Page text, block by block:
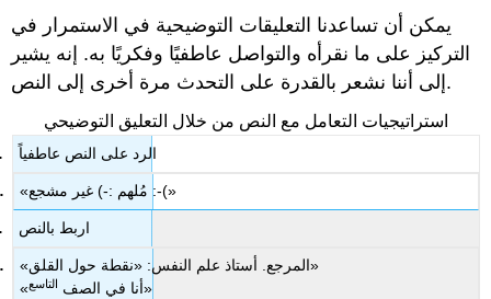
يمكن أن تساعدنا التعليقات التوضيحية في الاستمرار في
التركيز على ما نقرأه والتواصل عاطفيًا وفكريًا به. إنه يشير
إلى أننا نشعر بالقدرة على التحدث مرة أخرى إلى النص.
استراتيجيات التعامل مع النص من خلال التعليق التوضيحي
الرد على النص عاطفياً
«مُلهم :-) غير مشجع :-(»
اربط بالنص
«المرجع. أستاذ علم النفس: «نقطة حول القلق»
«أنا في الصف التاسع »